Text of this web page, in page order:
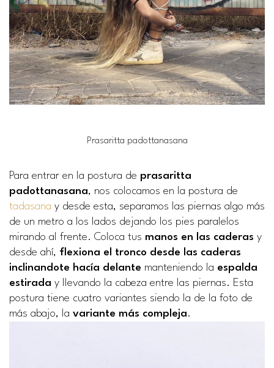
Prasaritta padottanasana
Para entrar en la postura de prasaritta
padottanasana, nos colocamos en la postura de
tadasana y desde esta, separamos las piernas algo más
de un metro a los lados dejando los pies paralelos
mirando al frente. Coloca tus manos en las caderas y
desde ahí, flexiona el tronco desde las caderas
inclinandote hacía delante manteniendo la espalda
estirada y llevando la cabeza entre las piernas. Esta
postura tiene cuatro variantes siendo la de la foto de
más abajo, la variante más compleja.